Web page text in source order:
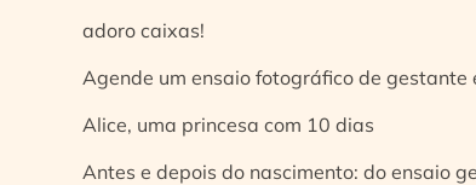
adoro caixas!
Agende um ensaio fotográfico de gestante
Alice, uma princesa com 10 dias
Antes e depois do nascimento: do ensaio